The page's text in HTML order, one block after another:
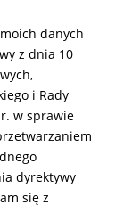
danych
z dnia 10
i Rady
w sprawie
dyrektywy
się z